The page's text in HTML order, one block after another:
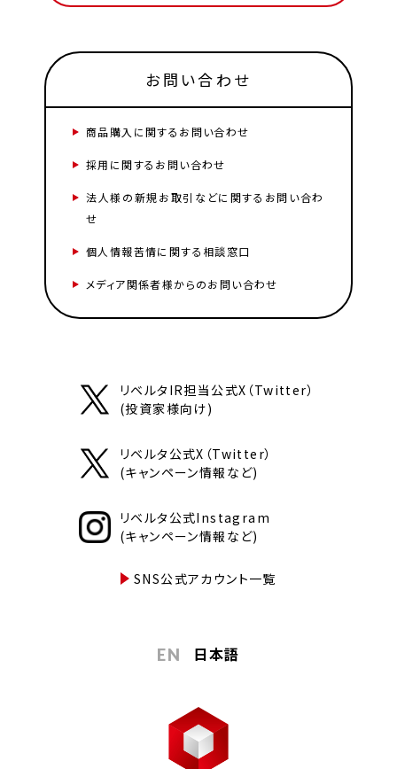
お問い合わせ
商品購入に関するお問い合わせ
採用に関するお問い合わせ
法人様の新規お取引などに関するお問い合わ
せ
個人情報苦情に関する相談窓口
メディア関係者様からのお問い合わせ
リベルタIR担当公式X（Twitter）
(投資家様向け)
リベルタ公式X（Twitter）
(キャンペーン情報など)
リベルタ公式Instagram
(キャンペーン情報など)
SNS公式アカウント一覧
EN 日本語